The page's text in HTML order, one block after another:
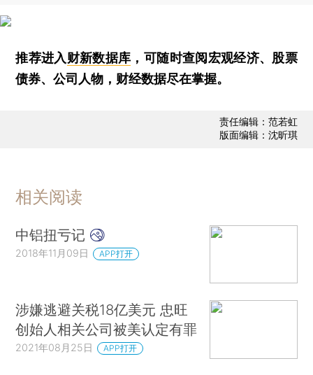
推荐进入财新数据库 ，可随时查阅宏观经济、股票
债券、公司人物，财经数据尽在掌握。
责任编辑：范若虹
版面编辑：沈昕琪
相关阅读
中铝扭亏记
2018年11月09日 APP打开
涉嫌逃避关税18亿美元 忠旺
创始人相关公司被美认定有罪
2021年08月25日 APP打开